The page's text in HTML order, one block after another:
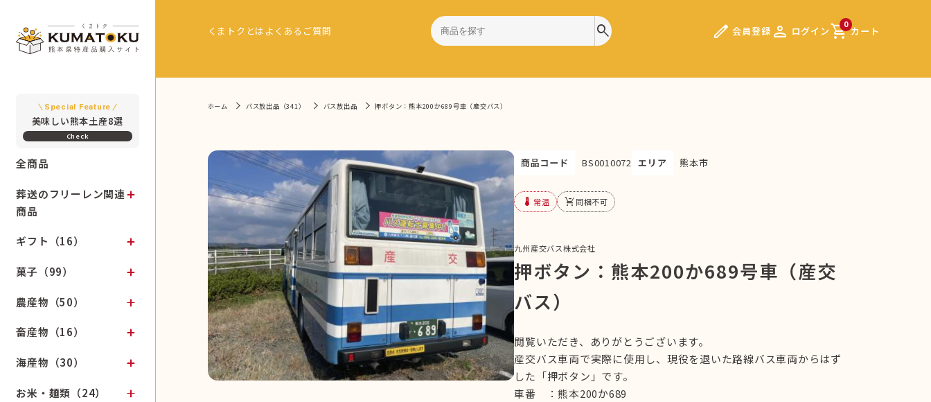
Special Feature
美味しい熊本土産8選
全商品
葬送のフリーレン関連
商品
ギフト（16）
菓子（99）
農産物（50）
畜産物（16）
海産物（30）
お米・麺類（24）
くまトクとは よくあるご質問 search edit 会員登録 person ログイン 0
shopping_cartカート
ホーム バス放出品（341） バス放出品 押ボタン：熊本200か689号車（産交バス）
商品コード BS0010072 エリア 熊本市
device_thermostat 常温 remove_shopping_cart同梱不可
九州産交バス株式会社
押ボタン：熊本200か689号車（産交
バス）
閲覧いただき、ありがとうございます。
産交バス車両で実際に使用し、現役を退いた路線バス車両からはず
した「押ボタン」です。
車番 ：熊本200か689